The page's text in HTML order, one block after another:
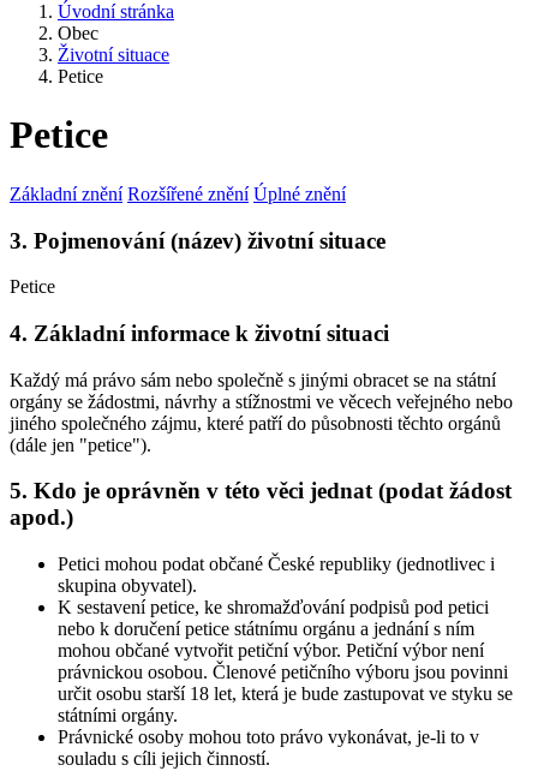
Úvodní stránka
Obec
Životní situace
Petice
Petice
Základní znění Rozšířené znění Úplné znění
3. Pojmenování (název) životní situace
Petice
4. Základní informace k životní situaci
Každý má právo sám nebo společně s jinými obracet se na státní
orgány se žádostmi, návrhy a stížnostmi ve věcech veřejného nebo
jiného společného zájmu, které patří do působnosti těchto orgánů
(dále jen "petice").
5. Kdo je oprávněn v této věci jednat (podat žádost
apod.)
Petici mohou podat občané České republiky (jednotlivec i
skupina obyvatel).
K sestavení petice, ke shromažďování podpisů pod petici
nebo k doručení petice státnímu orgánu a jednání s ním
mohou občané vytvořit petiční výbor. Petiční výbor není
právnickou osobou. Členové petičního výboru jsou povinni
určit osobu starší 18 let, která je bude zastupovat ve styku se
státními orgány.
Právnické osoby mohou toto právo vykonávat, je-li to v
souladu s cíli jejich činností.